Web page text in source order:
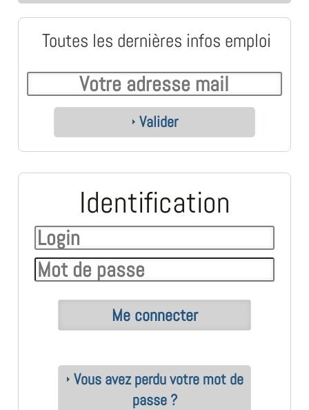
Toutes les dernières infos emploi
Valider
Identification
Vous avez perdu votre mot de
passe ?